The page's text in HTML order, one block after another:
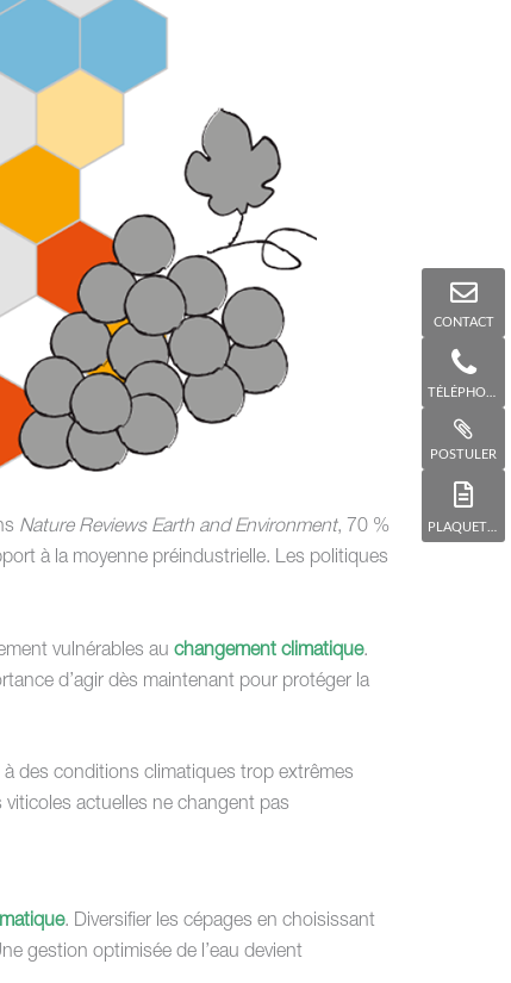
Nature Reviews Earth and Environment, 70 %
à la moyenne préindustrielle. Les politiques
vulnérables au changement climatique.
d’agir dès maintenant pour protéger la
des conditions climatiques trop extrêmes
actuelles ne changent pas
. Diversifier les cépages en choisissant
gestion optimisée de l’eau devient
CONTACT
POSTULER